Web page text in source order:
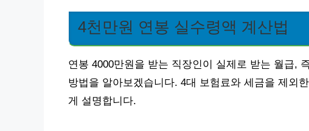
4천만원 연봉 실수령액 계산법
연봉 4000만원을 받는 직장인이 실제로 받는 월급,
방법을 알아보겠습니다. 4대 보험료와 세금을 제외
게 설명합니다.